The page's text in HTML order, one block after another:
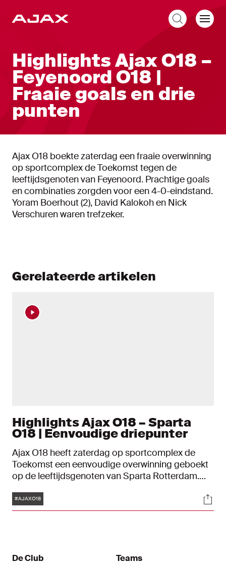
Highlights Ajax O18 –
Feyenoord O18 |
Fraaie goals en drie
punten
Ajax O18 boekte zaterdag een fraaie overwinning
op sportcomplex de Toekomst tegen de
leeftijdsgenoten van Feyenoord. Prachtige goals
en combinaties zorgden voor een 4-0-eindstand.
Yoram Boerhout (2), David Kalokoh en Nick
Verschuren waren trefzeker.
Gerelateerde artikelen
Highlights Ajax O18 – Sparta
O18 | Eenvoudige driepunter
Ajax O18 heeft zaterdag op sportcomplex de
Toekomst een eenvoudige overwinning geboekt
op de leeftijdsgenoten van Sparta Rotterdam.
Boerhout en Mohamed Hamouchi zorgden voor
een 3-0-eindstand.
Tags
#AJAXO18
De Club
Teams